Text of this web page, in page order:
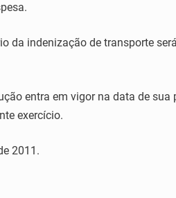
da indenização de transporte
entra em vigor na data de
exercício.
2011.